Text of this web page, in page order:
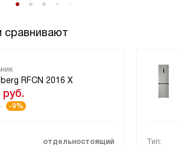
сравнивают
RFCN 2016 X
руб.
-9%
отдельностоящий
Тип: